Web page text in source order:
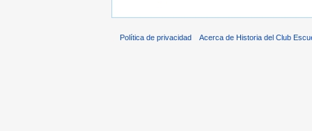
Política de privacidad Acerca de Historia del Club